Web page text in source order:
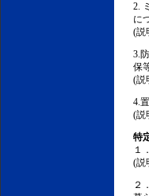
2.
に
(説
3.
保
(説
4.
(説
特
１
(説
２